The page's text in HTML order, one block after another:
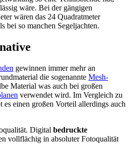
wäre. Bei der gängigen
wären das 24 Quadratmeter
bei so manchen Segeljachten.
gewinnen immer mehr an
die sogenannte Mesh-
Material was auch bei großen
verwendet wird. Im Vergleich zu
es einen großen Vorteil allerdings auch
Digital bedruckte
vollflächig in absoluter Fotoqualität